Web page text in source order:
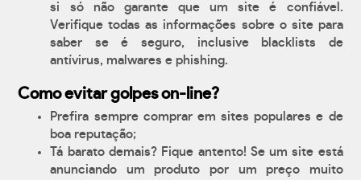
si só não garante que um site é confiável.
Verifique todas as informações sobre o site para
saber se é seguro, inclusive blacklists de
antívirus, malwares e phishing.
Como evitar golpes on-line?
Prefira sempre comprar em sites populares e de
boa reputação;
Tá barato demais? Fique antento! Se um site está
anunciando um produto por um preço muito